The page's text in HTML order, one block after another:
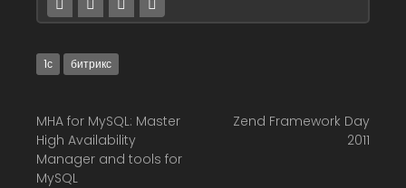
1с битрикс
MHA for MySQL: Master
High Availability
Manager and tools for
MySQL
Zend Framework Day
2011